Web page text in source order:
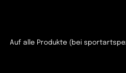
Auf alle Produkte (bei